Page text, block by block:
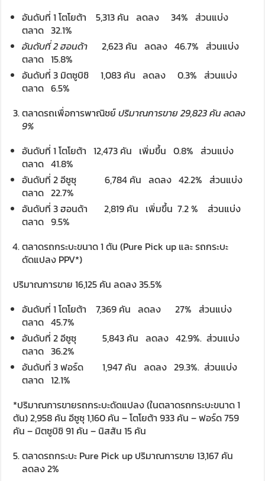
อันดับที่ 1 โตโยต้า 5,313 คัน ลดลง 34% ส่วนแบ่ง
ตลาด 32.1%
อันดับที่ 2 ฮอนด้า
2,623 คัน ลดลง 46.7% ส่วนแบ่ง
ตลาด 15.8%
อันดับที่ 3 มิตซูบิชิ 1,083 คัน ลดลง 0.3% ส่วนแบ่ง
ตลาด 6.5%
ตลาดรถเพื่อการพาณิชย์ปริมาณการขาย29,823 คัน ลดลง
9%
อันดับที่ 1 โตโยต้า 12,473 คัน เพิ่มขึ้น 0.8% ส่วนแบ่ง
ตลาด 41.8%
อันดับที่ 2 อีซูซุ 6,784 คัน ลดลง 42.2% ส่วนแบ่ง
ตลาด 22.7%
อันดับที่ 3 ฮอนด้า 2,819 คัน เพิ่มขึ้น 7.2 % ส่วนแบ่ง
ตลาด 9.5%
ตลาดรถกระบะขนาด 1 ตัน (Pure Pick up และ รถกระบะ
ดัดแปลง PPV*)
ปริมาณการขาย 16,125 คัน ลดลง 35.5%
อันดับที่ 1 โตโยต้า 7,369 คัน ลดลง 27% ส่วนแบ่ง
ตลาด 45.7%
อันดับที่ 2 อีซูซุ 5,843 คัน ลดลง 42.9%. ส่วนแบ่ง
ตลาด 36.2%
อันดับที่ 3 ฟอร์ด 1,947 คัน ลดลง 29.3%. ส่วนแบ่ง
ตลาด 12.1%
*ปริมาณการขายรถกระบะดัดแปลง (ในตลาดรถกระบะขนาด 1
ตัน) 2,958 คัน อีซูซุ 1,160 คัน – โตโยต้า 933 คัน – ฟอร์ด 759
คัน – มิตซูบิชิ 91 คัน – นิสสัน 15 คัน
ตลาดรถกระบะ Pure Pick up ปริมาณการขาย 13,167 คัน
ลดลง 2%